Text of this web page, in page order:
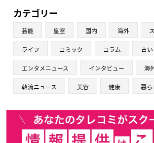
カテゴリー
芸能 皇室 国内 海外
ライフ コミック コラム 占い
エンタメニュース インタビュー 海
韓流ニュース 美容 健康 暮ら